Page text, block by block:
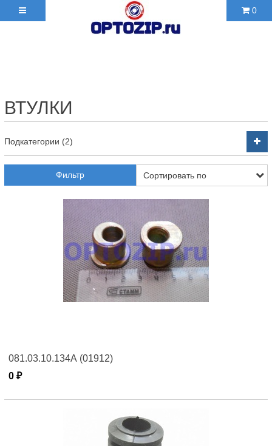
0
ВТУЛКИ
Подкатегории (2)
Фильтр
081.03.10.134А (01912)
0 ₽